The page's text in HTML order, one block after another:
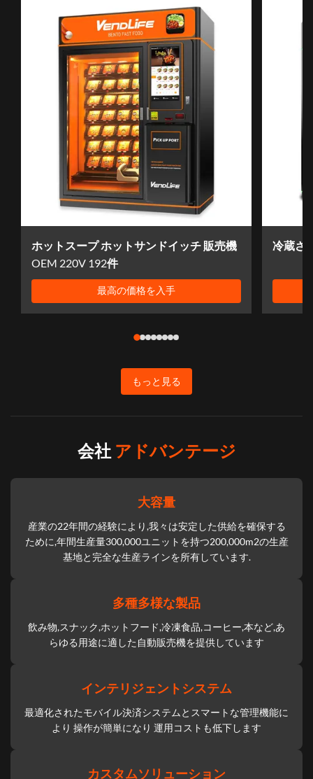
ホットスープ ホットサンドイッチ 販売機
OEM 220V 192件
最高の価格を入手
冷蔵さ
もっと見る
会社 アドバンテージ
大容量
産業の22年間の経験により,我々は安定した供給を確保する
ために,年間生産量300,000ユニットを持つ200,000m2の生産
基地と完全な生産ラインを所有しています.
多種多様な製品
飲み物,スナック,ホットフード,冷凍食品,コーヒー,本など,あ
らゆる用途に適した自動販売機を提供しています
インテリジェントシステム
最適化されたモバイル決済システムとスマートな管理機能に
より 操作が簡単になり 運用コストも低下します
カスタムソリューション